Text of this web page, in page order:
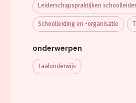
Leiderschaps­praktijken
Schoolleiding en -organisatie
onderwerpen
Taalonderwijs